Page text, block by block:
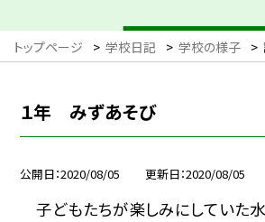
トップページ > 学校日記 > 学校の様子 >
１年 みずあそび
公開日 2020/08/05 更新日 2020/08/05
子どもたちが楽しみにしていた水